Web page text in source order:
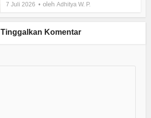
7 Juli 2026 olehAdhitya W. P.
Tinggalkan Komentar